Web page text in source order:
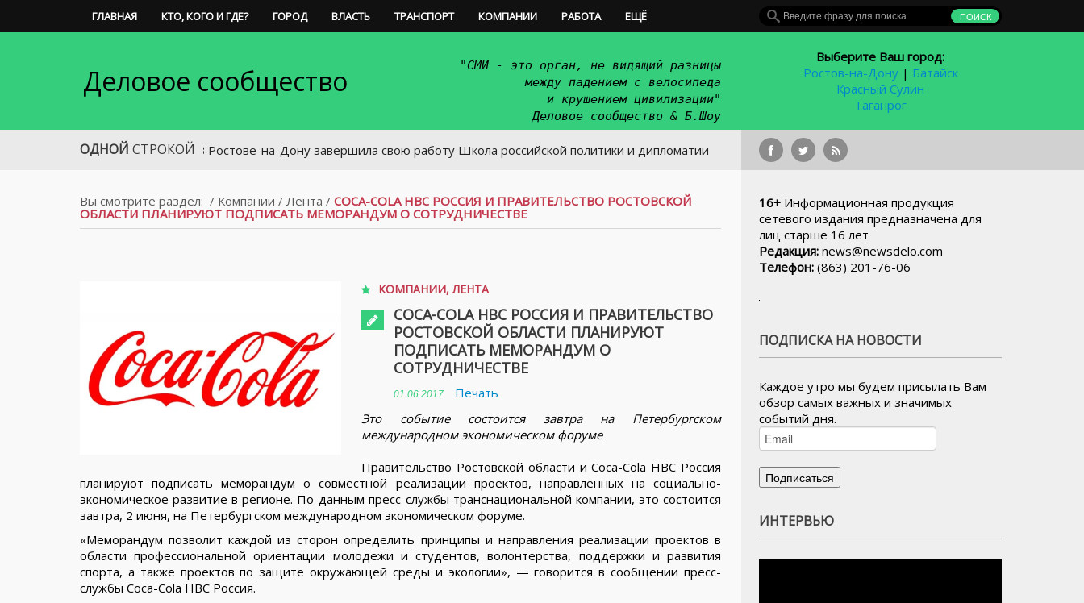
ГЛАВНАЯ КТО, КОГО И ГДЕ? ГОРОД ВЛАСТЬ ТРАНСПОРТ КОМПАНИИ РАБОТА ЕЩЁ
Деловое сообщество
"СМИ - это орган, не видящий разницы
между падением с велосипеда
и крушением цивилизации"
Деловое сообщество & Б.Шоу
Выберите Ваш город:
Ростов-на-Дону| Батайск
Красный Сулин
Таганрог
ОДНОЙ СТРОКОЙ
В Ростове-на-Дону завершила свою работу Школа российской политики и дипломатии
Вы смотрите раздел: / Компании / Лента / COCA-COLA HBC РОССИЯ И ПРАВИТЕЛЬСТВО РОСТОВСКОЙ
ОБЛАСТИ ПЛАНИРУЮТ ПОДПИСАТЬ МЕМОРАНДУМ О СОТРУДНИЧЕСТВЕ
КОМПАНИИ,ЛЕНТА
COCA-COLA HBC РОССИЯ И ПРАВИТЕЛЬСТВО
РОСТОВСКОЙ ОБЛАСТИ ПЛАНИРУЮТ
ПОДПИСАТЬ МЕМОРАНДУМ О
СОТРУДНИЧЕСТВЕ
01.06.2017
Печать
Это событие состоится завтра на Петербургском
международном экономическом форуме
Правительство Ростовской области и Coca-Cola HBC Россия
планируют подписать меморандум о совместной реализации проектов, направленных на социально-
экономическое развитие в регионе. По данным пресс-службы транснациональной компании, это состоится
завтра, 2 июня, на Петербургском международном экономическом форуме.
«Меморандум позволит каждой из сторон определить принципы и направления реализации проектов в
области профессиональной ориентации молодежи и студентов, волонтерства, поддержки и развития
спорта, а также проектов по защите окружающей среды и экологии», — говорится в сообщении пресс-
службы Coca-Cola HBC Россия.
16+ Информационная продукция
сетевого издания предназначена для
лиц старше 16 лет
Редакция: news@newsdelo.com
Телефон: (863) 201-76-06
ПОДПИСКА НА НОВОСТИ
Каждое утро мы будем присылать Вам
обзор самых важных и значимых
событий дня.
ИНТЕРВЬЮ